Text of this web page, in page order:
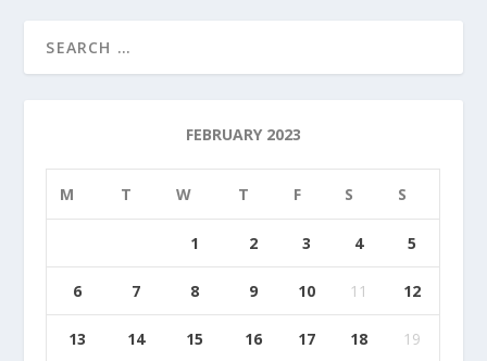
FEBRUARY 2023
M T W T F S S
1 2 3 4 5
6 7 8 9 10 11 12
13 14 15 16 17 18 19